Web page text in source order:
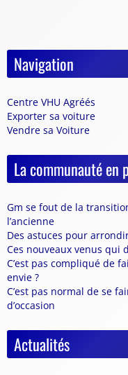
Navigation
Centre VHU Agréés
Exporter sa voiture
Vendre sa Voiture
La communauté en
Gm se fout de la
l’ancienne
Des astuces pour
Ces nouveaux venus qui
C’est pas compliqué de
envie ?
C’est pas normal de se
d’occasion
Actualités